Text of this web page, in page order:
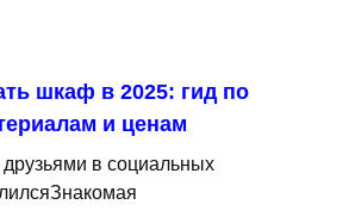
шкаф в 2025: гид по
и ценам
в социальных